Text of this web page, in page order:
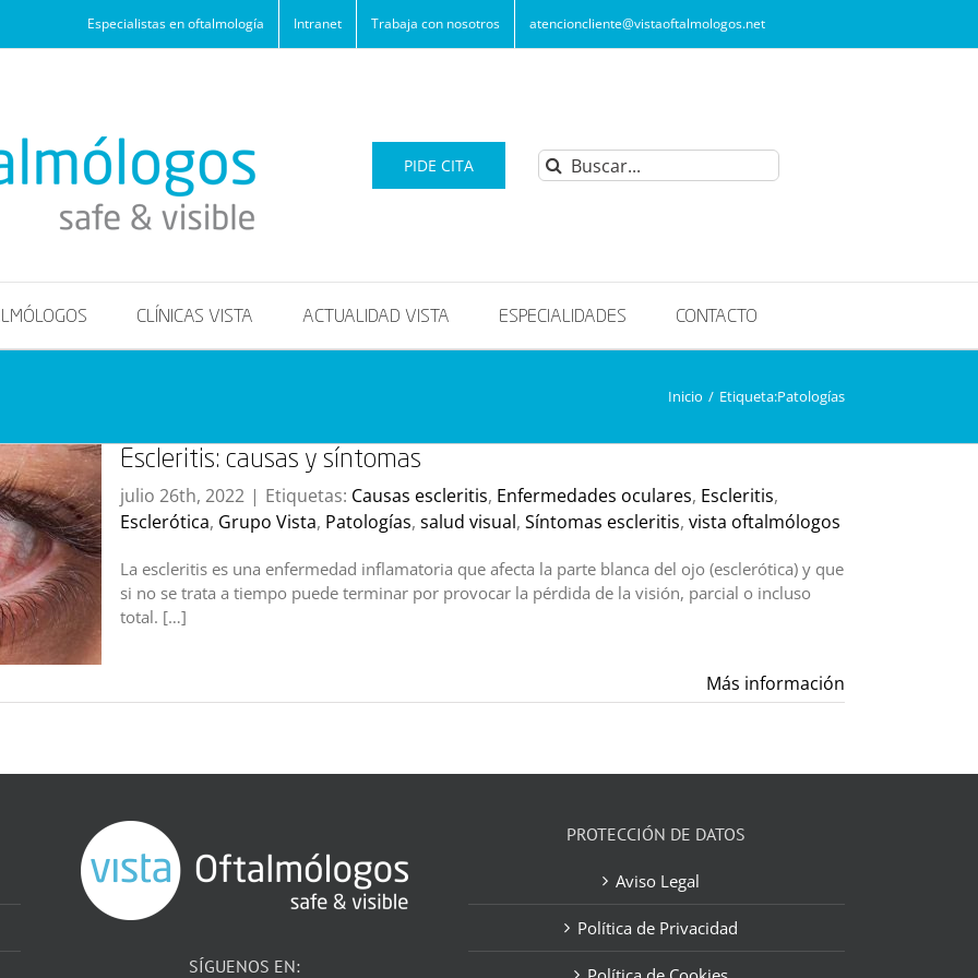
Especialistas en oftalmología Intranet Trabaja con nosotros atencioncliente@vistaoftalmologos.net
PIDE CITA Buscar:
CLÍNICAS VISTA ACTUALIDAD VISTA ESPECIALIDADES CONTACTO
Inicio / Etiqueta:Patologías
Escleritis: causas y síntomas
julio 26th, 2022 | Etiquetas: Causas escleritis, Enfermedades oculares, Escleritis,
Esclerótica, Grupo Vista, Patologías, salud visual, Síntomas escleritis, vista oftalmólogos
La escleritis es una enfermedad inflamatoria que afecta la parte blanca del ojo (esclerótica) y que
si no se trata a tiempo puede terminar por provocar la pérdida de la visión, parcial o incluso
total. […]
Más información
SÍGUENOS EN:
PROTECCIÓN DE DATOS
Aviso Legal
Política de Privacidad